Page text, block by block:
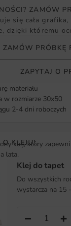
ZAMÓW
się cała
dzięki któremu
ZAMÓW PRÓBKĘ
ZAPYTAJ O
materiału
w rozmiarze 30x50
2-4 dni roboczych
KLEJU!
klej, który zapewni
lata.
Klej do tapet
Do wszystkich
wystarcza na 15
− +